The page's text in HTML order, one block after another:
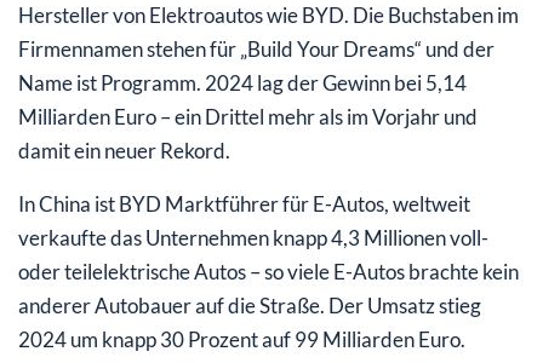
Hersteller von Elektroautos wie BYD. Die Buchstaben im
Firmennamen stehen für „Build Your Dreams“ und der
Name ist Programm. 2024 lag der Gewinn bei 5,14
Milliarden Euro – ein Drittel mehr als im Vorjahr und
damit ein neuer Rekord.
In China ist BYD Marktführer für E-Autos, weltweit
verkaufte das Unternehmen knapp 4,3 Millionen voll-
oder teilelektrische Autos – so viele E-Autos brachte kein
anderer Autobauer auf die Straße. Der Umsatz stieg
2024 um knapp 30 Prozent auf 99 Milliarden Euro.